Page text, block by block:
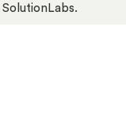
SolutionLabs.